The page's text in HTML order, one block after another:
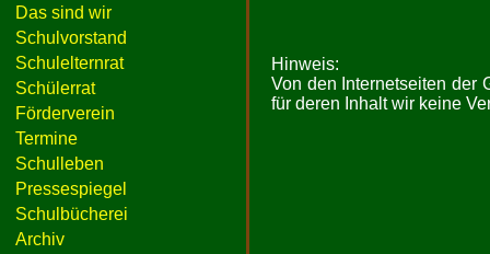
Das sind wir
Schulvorstand
Schulelternrat
Schülerrat
Förderverein
Termine
Schulleben
Pressespiegel
Schulbücherei
Archiv
Hinweis:
Von den Internetseiten der
für deren Inhalt wir keine